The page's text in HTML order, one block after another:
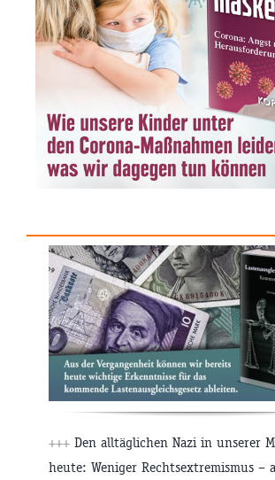
+++ Den alltäglichen Nazi in unserer
heute: Weniger Rechtsextremismus –